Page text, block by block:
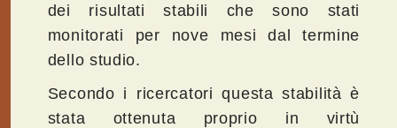
dei risultati stabili che sono stati
monitorati per nove mesi dal termine
dello studio.
Secondo i ricercatori questa stabilità è
stata ottenuta proprio in virtù